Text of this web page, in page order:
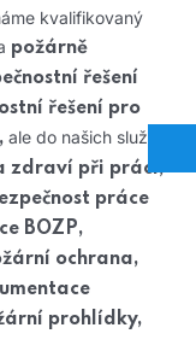
kvalifikovaný
požárně
řešení
řešení pro
ale do našich služeb
zdraví při práci,
práce
BOZP,
ochrana,
prohlídky,